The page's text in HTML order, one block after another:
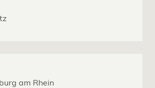
am Rhein